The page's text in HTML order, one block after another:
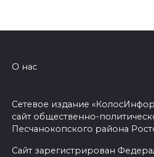
О нас
Сетевое издание
сайт общественно-
Песчанокопского района
Сайт зарегистрирован